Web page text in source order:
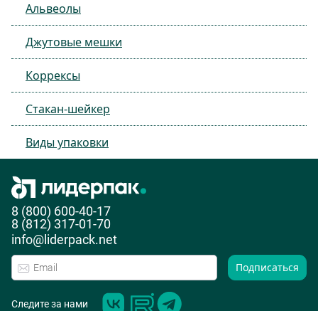
Альвеолы
Джутовые мешки
Коррексы
Стакан-шейкер
Виды упаковки
8 (800) 600-40-17
8 (812) 317-01-70
info@liderpack.net
Подписаться
Следите за нами